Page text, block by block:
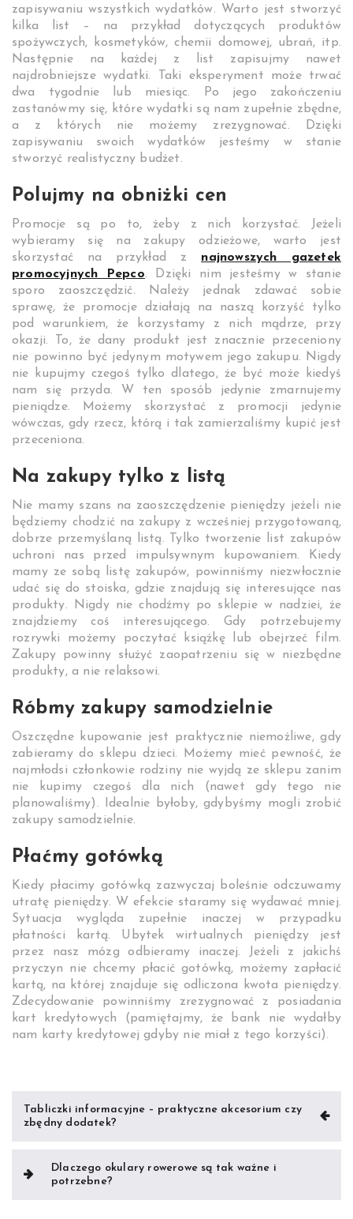
zapisywaniu wszystkich wydatków. Warto jest stworzyć
kilka list – na przykład dotyczących produktów
spożywczych, kosmetyków, chemii domowej, ubrań, itp.
Następnie na każdej z list zapisujmy nawet
najdrobniejsze wydatki. Taki eksperyment może trwać
dwa tygodnie lub miesiąc. Po jego zakończeniu
zastanówmy się, które wydatki są nam zupełnie zbędne,
a z których nie możemy zrezygnować. Dzięki
zapisywaniu swoich wydatków jesteśmy w stanie
stworzyć realistyczny budżet.
Polujmy na obniżki cen
Promocje są po to, żeby z nich korzystać. Jeżeli
wybieramy się na zakupy odzieżowe, warto jest
skorzystać na przykład z najnowszych gazetek
promocyjnych Pepco. Dzięki nim jesteśmy w stanie
sporo zaoszczędzić. Należy jednak zdawać sobie
sprawę, że promocje działają na naszą korzyść tylko
pod warunkiem, że korzystamy z nich mądrze, przy
okazji. To, że dany produkt jest znacznie przeceniony
nie powinno być jedynym motywem jego zakupu. Nigdy
nie kupujmy czegoś tylko dlatego, że być może kiedyś
nam się przyda. W ten sposób jedynie zmarnujemy
pieniądze. Możemy skorzystać z promocji jedynie
wówczas, gdy rzecz, którą i tak zamierzaliśmy kupić jest
przeceniona.
Na zakupy tylko z listą
Nie mamy szans na zaoszczędzenie pieniędzy jeżeli nie
będziemy chodzić na zakupy z wcześniej przygotowaną,
dobrze przemyślaną listą. Tylko tworzenie list zakupów
uchroni nas przed impulsywnym kupowaniem. Kiedy
mamy ze sobą listę zakupów, powinniśmy niezwłocznie
udać się do stoiska, gdzie znajdują się interesujące nas
produkty. Nigdy nie chodźmy po sklepie w nadziei, że
znajdziemy coś interesującego. Gdy potrzebujemy
rozrywki możemy poczytać książkę lub obejrzeć film.
Zakupy powinny służyć zaopatrzeniu się w niezbędne
produkty, a nie relaksowi.
Róbmy zakupy samodzielnie
Oszczędne kupowanie jest praktycznie niemożliwe, gdy
zabieramy do sklepu dzieci. Możemy mieć pewność, że
najmłodsi członkowie rodziny nie wyjdą ze sklepu zanim
nie kupimy czegoś dla nich (nawet gdy tego nie
planowaliśmy). Idealnie byłoby, gdybyśmy mogli zrobić
zakupy samodzielnie.
Płaćmy gotówką
Kiedy płacimy gotówką zazwyczaj boleśnie odczuwamy
utratę pieniędzy. W efekcie staramy się wydawać mniej.
Sytuacja wygląda zupełnie inaczej w przypadku
płatności kartą. Ubytek wirtualnych pieniędzy jest
przez nasz mózg odbieramy inaczej. Jeżeli z jakichś
przyczyn nie chcemy płacić gotówką, możemy zapłacić
kartą, na której znajduje się odliczona kwota pieniędzy.
Zdecydowanie powinniśmy zrezygnować z posiadania
kart kredytowych (pamiętajmy, że bank nie wydałby
nam karty kredytowej gdyby nie miał z tego korzyści).
Nawigacja
wpisu
Tabliczki informacyjne – praktyczne akcesorium czy
zbędny dodatek?
Dlaczego okulary rowerowe są tak ważne i
potrzebne?